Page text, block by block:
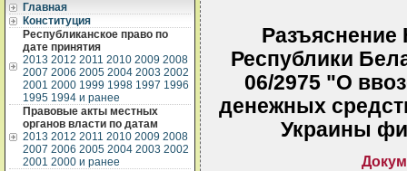
Главная
Конституция
Республиканское право по
дате принятия
2013 2012 2011 2010 2009 2008
2007 2006 2005 2004 2003 2002
2001 2000 1999 1998 1997 1996
1995 1994 и ранее
Правовые акты местных
органов власти по датам
2013 2012 2011 2010 2009 2008
2007 2006 2005 2004 2003 2002
2001 2000 и ранее
Разъяснение
Республики
06/2975 "О
денежных
Украины